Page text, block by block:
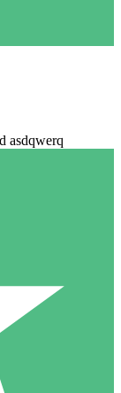
asdqwerq